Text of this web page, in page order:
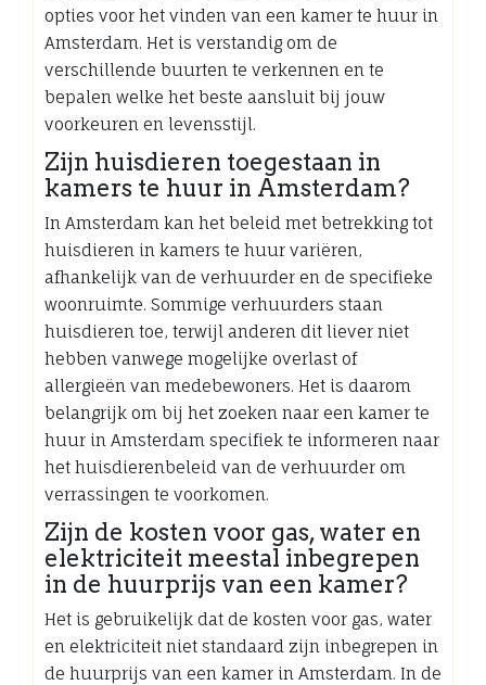
opties voor het vinden van een kamer te huur in
Amsterdam. Het is verstandig om de
verschillende buurten te verkennen en te
bepalen welke het beste aansluit bij jouw
voorkeuren en levensstijl.
Zijn huisdieren toegestaan ​​in
kamers te huur in Amsterdam?
In Amsterdam kan het beleid met betrekking tot
huisdieren in kamers te huur variëren,
afhankelijk van de verhuurder en de specifieke
woonruimte. Sommige verhuurders staan
huisdieren toe, terwijl anderen dit liever niet
hebben vanwege mogelijke overlast of
allergieën van medebewoners. Het is daarom
belangrijk om bij het zoeken naar een kamer te
huur in Amsterdam specifiek te informeren naar
het huisdierenbeleid van de verhuurder om
verrassingen te voorkomen.
Zijn de kosten voor gas, water en
elektriciteit meestal inbegrepen
in de huurprijs van een kamer?
Het is gebruikelijk dat de kosten voor gas, water
en elektriciteit niet standaard zijn inbegrepen in
de huurprijs van een kamer in Amsterdam. In de